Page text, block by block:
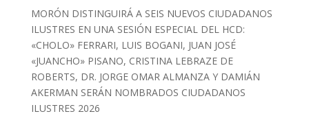
MORÓN DISTINGUIRÁ A SEIS NUEVOS CIUDADANOS
ILUSTRES EN UNA SESIÓN ESPECIAL DEL HCD:
«CHOLO» FERRARI, LUIS BOGANI, JUAN JOSÉ
«JUANCHO» PISANO, CRISTINA LEBRAZE DE
ROBERTS, DR. JORGE OMAR ALMANZA Y DAMIÁN
AKERMAN SERÁN NOMBRADOS CIUDADANOS
ILUSTRES 2026